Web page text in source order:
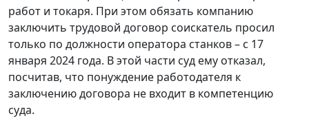
работ и токаря. При этом обязать компанию
заключить трудовой договор соискатель просил
только по должности оператора станков – с 17
января 2024 года. В этой части суд ему отказал,
посчитав, что понуждение работодателя к
заключению договора не входит в компетенцию
суда.